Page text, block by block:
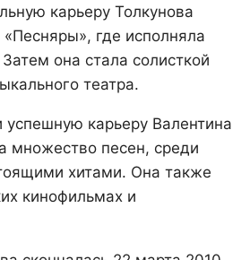
карьеру Толкунова
где исполняла
она стала солисткой
театра.
карьеру Валентина
множество песен, среди
хитами. Она также
кинофильмах и